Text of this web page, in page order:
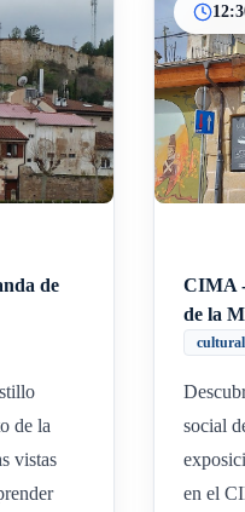
de
de la
vistas
CIMA
de la
cultural
social
en el